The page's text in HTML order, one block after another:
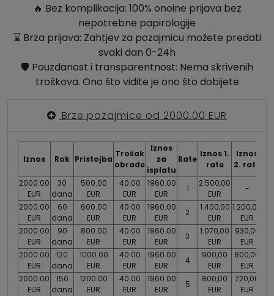
🔥 Bez komplikacija: 100% onoine prijava bez
nepotrebne papirologije
⌛ Brza prijava: Zahtjev za pozajmicu možete predati
svaki dan 0-24h
🛡️ Pouzdanost i transparentnost: Nema skrivenih
troškova. Ono što vidite je ono što dobijete
Brze pozajmice od 2000.00 EUR
Iznos Rok Pristojba
Trošak
obrade
Iznos
za
isplatu
Rate
Iznos 1.
rate
Iznos
2. rate
2000.00
EUR
30
dana
500.00
EUR
40.00
EUR
1960.00
EUR
1
2.500,00
EUR
-
2000.00
EUR
60
dana
600.00
EUR
40.00
EUR
1960.00
EUR
2
1.400,00
EUR
1.200,00
EUR
2000.00
EUR
90
dana
800.00
EUR
40.00
EUR
1960.00
EUR
3
1.070,00
EUR
930,00
EUR
2000.00
EUR
120
dana
1000.00
EUR
40.00
EUR
1960.00
EUR
4
900,00
EUR
800,00
EUR
2000.00
EUR
150
dana
1200.00
EUR
40.00
EUR
1960.00
EUR
5
800,00
EUR
720,00
EUR